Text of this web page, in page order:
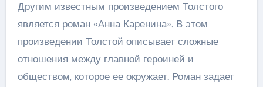
Другим известным произведением Толстого
является роман «Анна Каренина». В этом
произведении Толстой описывает сложные
отношения между главной героиней и
обществом, которое ее окружает. Роман задает